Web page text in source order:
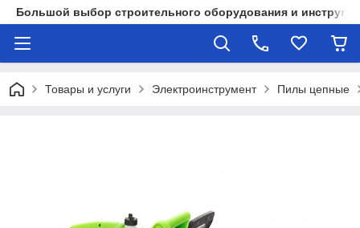
Большой выбор строительного оборудования и
Товары и услуги Электроинструмент Пилы цепные